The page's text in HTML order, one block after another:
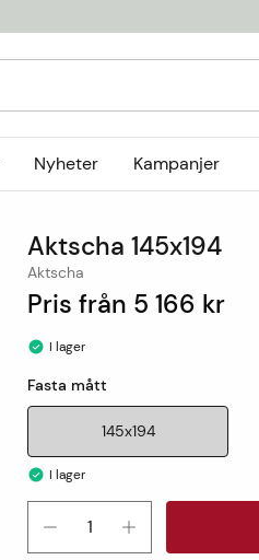
Kollektioner
InHouse Group
Nyheter Kampanjer
Aktscha 145x194
Aktscha
Pris från 5 166 kr
I lager
Fasta mått
145x194
I lager